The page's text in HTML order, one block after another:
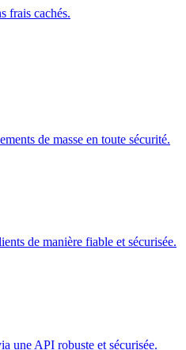
frais cachés.
de masse en toute sécurité.
de manière fiable et sécurisée.
une API robuste et sécurisée.